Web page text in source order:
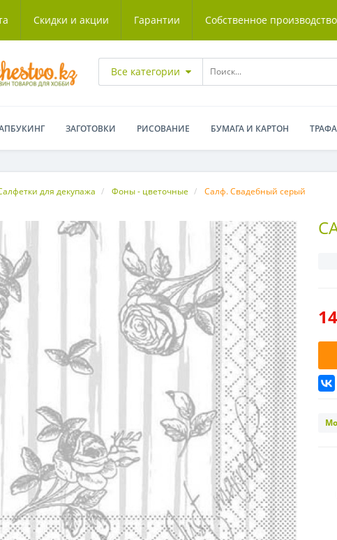
Скидки и акции Гарантии Собственное производство
Все категории
ЗАГОТОВКИ РИСОВАНИЕ БУМАГА И КАРТОН
для декупажа Фоны - цветочные Салф. Свадебный серый